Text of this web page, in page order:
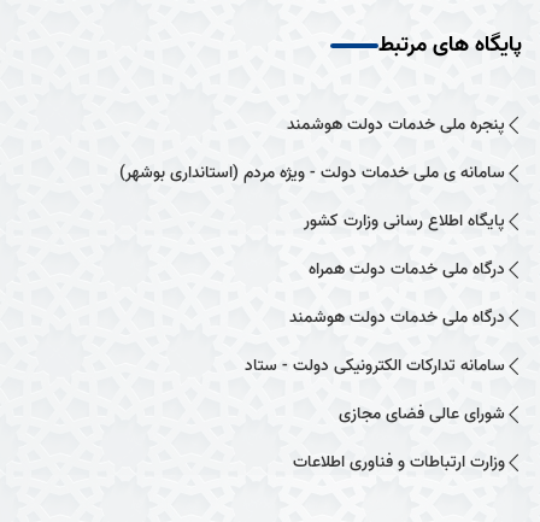
پایگاه های مرتبط
پنجره ملی خدمات دولت هوشمند
سامانه ی ملی خدمات دولت - ویژه مردم (استانداری بوشهر)
پایگاه اطلاع رسانی وزارت کشور
درگاه ملی خدمات دولت همراه
درگاه ملی خدمات دولت هوشمند
سامانه تدارکات الکترونیکی دولت - ستاد
شورای عالی فضای مجازی
وزارت ارتباطات و فناوری اطلاعات